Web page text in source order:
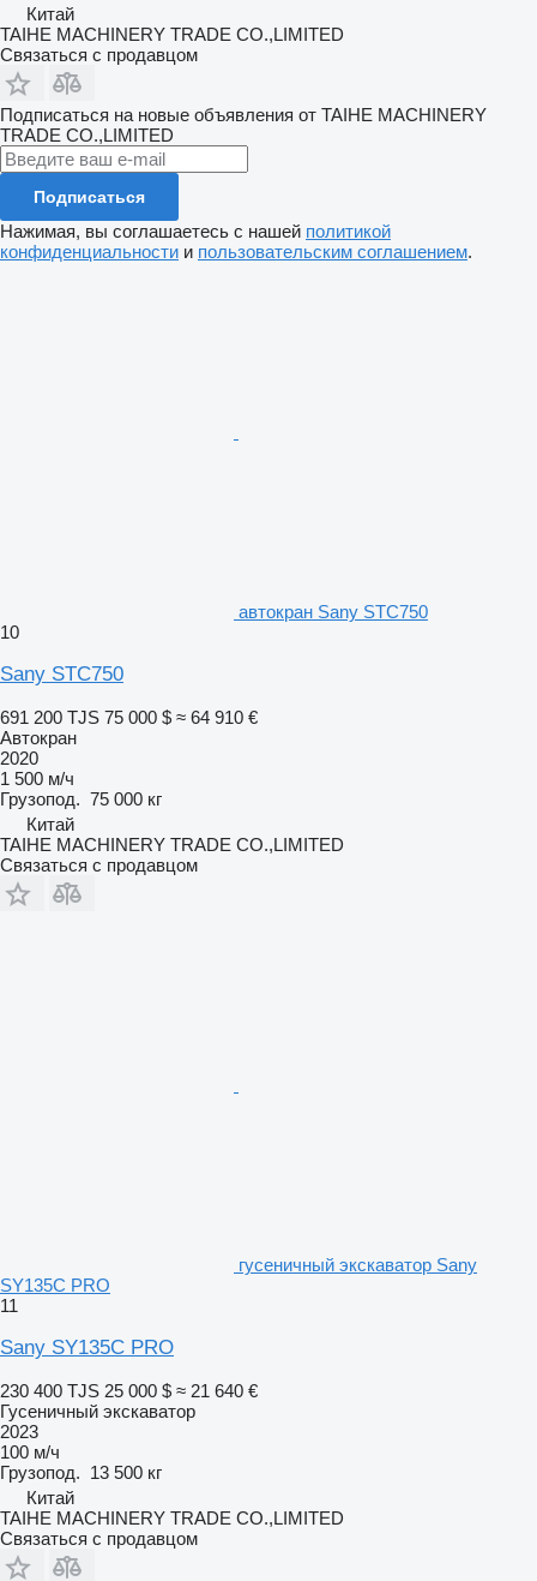
Китай
TAIHE MACHINERY TRADE CO.,LIMITED
Связаться с продавцом
Подписаться на новые объявления от TAIHE MACHINERY
TRADE CO.,LIMITED
Подписаться
Нажимая, вы соглашаетесь с нашей политикой
конфиденциальности и пользовательским соглашением.
автокран Sany STC750
10
Sany STC750
691 200 TJS 75 000 $ ≈ 64 910 €
Автокран
2020
1 500 м/ч
Грузопод. 75 000 кг
Китай
TAIHE MACHINERY TRADE CO.,LIMITED
Связаться с продавцом
гусеничный экскаватор Sany
SY135C PRO
11
Sany SY135C PRO
230 400 TJS 25 000 $ ≈ 21 640 €
Гусеничный экскаватор
2023
100 м/ч
Грузопод. 13 500 кг
Китай
TAIHE MACHINERY TRADE CO.,LIMITED
Связаться с продавцом